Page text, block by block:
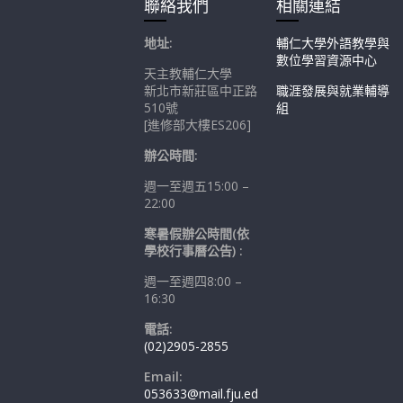
聯絡我們
地址:
天主教輔仁大學
新北市新莊區中正路
510號
[進修部大樓ES206]
辦公時間:
週一至週五15:00 –
22:00
寒暑假辦公時間(依
學校行事曆公告) :
週一至週四8:00 –
16:30
電話:
(02)2905-2855
Email:
053633@mail.fju.ed
相關連結
輔仁大學外語教學與
數位學習資源中心
職涯發展與就業輔導
組